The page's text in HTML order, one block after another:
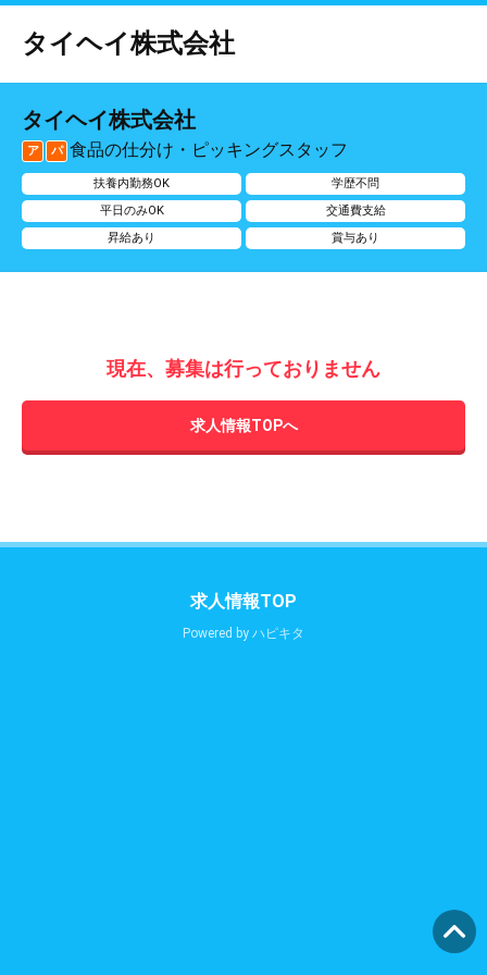
タイヘイ株式会社
タイヘイ株式会社
ア パ 食品の仕分け・ピッキングスタッフ
扶養内勤務OK
学歴不問
平日のみOK
交通費支給
昇給あり
賞与あり
現在、募集は行っておりません
求人情報TOPへ
求人情報TOP
Powered by ハピキタ